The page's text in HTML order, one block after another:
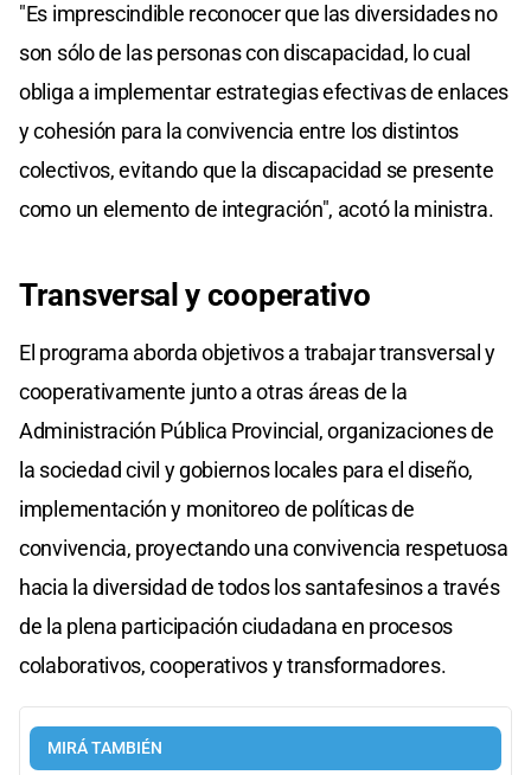
"Es imprescindible reconocer que las diversidades no
son sólo de las personas con discapacidad, lo cual
obliga a implementar estrategias efectivas de enlaces
y cohesión para la convivencia entre los distintos
colectivos, evitando que la discapacidad se presente
como un elemento de integración", acotó la ministra.
Transversal y cooperativo
El programa aborda objetivos a trabajar transversal y
cooperativamente junto a otras áreas de la
Administración Pública Provincial, organizaciones de
la sociedad civil y gobiernos locales para el diseño,
implementación y monitoreo de políticas de
convivencia, proyectando una convivencia respetuosa
hacia la diversidad de todos los santafesinos a través
de la plena participación ciudadana en procesos
colaborativos, cooperativos y transformadores.
MIRÁ TAMBIÉN